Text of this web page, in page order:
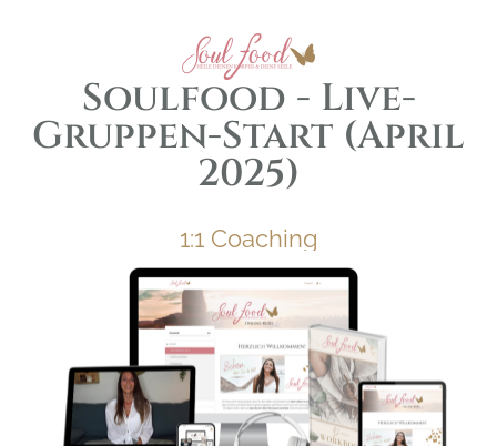
Soulfood - Live-
Gruppen-Start (April
2025)
1:1 Coaching